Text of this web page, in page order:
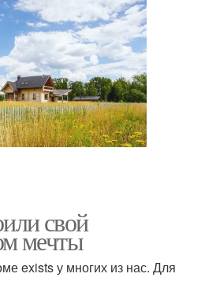
свой
мечты
exists у многих из нас. Для